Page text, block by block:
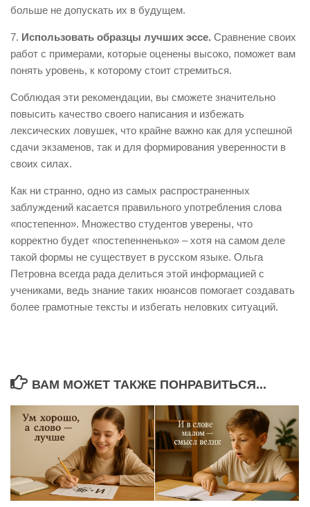
больше не допускать их в будущем.
7. Использовать образцы лучших эссе. Сравнение своих
работ с примерами, которые оценены высоко, поможет вам
понять уровень, к которому стоит стремиться.
Соблюдая эти рекомендации, вы сможете значительно
повысить качество своего написания и избежать
лексических ловушек, что крайне важно как для успешной
сдачи экзаменов, так и для формирования уверенности в
своих силах.
Как ни странно, одно из самых распространенных
заблуждений касается правильного употребления слова
«постепенно». Множество студентов уверены, что
корректно будет «постепенненько» – хотя на самом деле
такой формы не существует в русском языке. Ольга
Петровна всегда рада делиться этой информацией с
учениками, ведь знание таких нюансов помогает создавать
более грамотные тексты и избегать неловких ситуаций.
ВАМ МОЖЕТ ТАКЖЕ ПОНРАВИТЬСЯ...